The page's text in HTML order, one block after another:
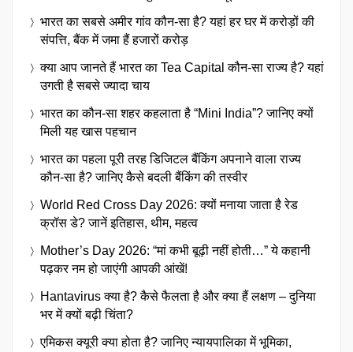
भारत का सबसे अमीर गांव कौन-सा है? यहां हर घर में करोड़ों की
संपत्ति, बैंक में जमा हैं हजारों करोड़
क्या आप जानते हैं भारत का Tea Capital कौन-सा राज्य है? यहां
उगती है सबसे ज्यादा चाय
भारत का कौन-सा शहर कहलाता है “Mini India”? जानिए क्यों
मिली यह खास पहचान
भारत का पहला पूरी तरह डिजिटल बैंकिंग अपनाने वाला राज्य
कौन-सा है? जानिए कैसे बदली बैंकिंग की तस्वीर
World Red Cross Day 2026: क्यों मनाया जाता है रेड
क्रॉस डे? जानें इतिहास, थीम, महत्व
Mother’s Day 2026: “मां कभी बूढ़ी नहीं होती…” ये कहानी
पढ़कर नम हो जाएंगी आपकी आंखें!
Hantavirus क्या है? कैसे फैलता है और क्या हैं लक्षण – दुनिया
भर में क्यों बढ़ी चिंता?
एमिकस क्यूरी क्या होता है? जानिए न्यायपालिका में भूमिका,